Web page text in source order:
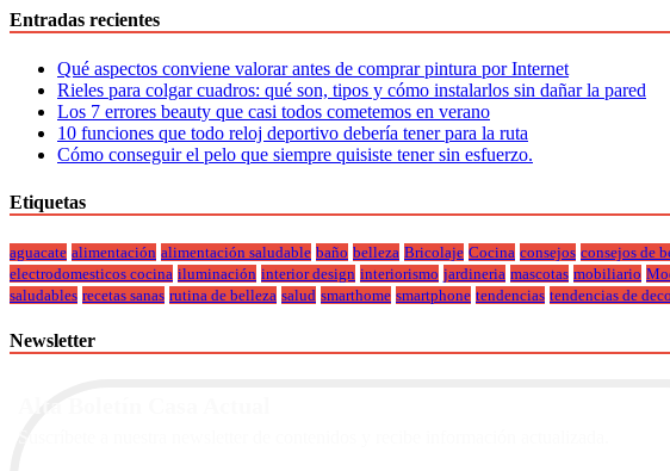
Entradas recientes
Qué aspectos conviene valorar antes de comprar pintura por Internet
Rieles para colgar cuadros: qué son, tipos y cómo instalarlos sin dañar la pared
Los 7 errores beauty que casi todos cometemos en verano
10 funciones que todo reloj deportivo debería tener para la ruta
Cómo conseguir el pelo que siempre quisiste tener sin esfuerzo.
Etiquetas
aguacate alimentación alimentación saludable baño belleza Bricolaje Cocina consejos consejos de
electrodomesticos cocina iluminación interior design interiorismo jardineria mascotas mobiliario
saludables recetas sanas rutina de belleza salud smarthome smartphone tendencias tendencias de
Newsletter